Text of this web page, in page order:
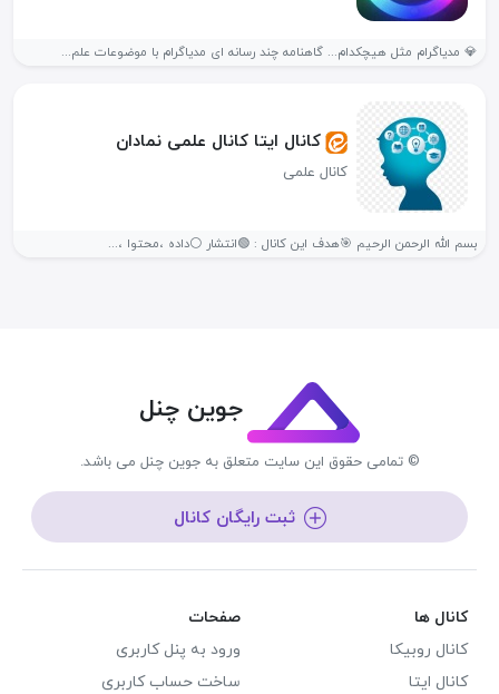
💎 مدیاگرام مثل هیچکدام... گاهنامه چند رسانه ای مدیاگرام با موضوعات علم...
کانال ایتا کانال علمی نمادان
کانال علمی
بسم الله الرحمن الرحیم 🎯هدف این کانال : 🟢انتشار ⚪داده ،محتوا ،...
جوین چنل
© تمامی حقوق این سایت متعلق به جوین چنل می باشد.
ثبت رایگان کانال
کانال ها
کانال روبیکا
کانال ایتا
صفحات
ورود به پنل کاربری
ساخت حساب کاربری